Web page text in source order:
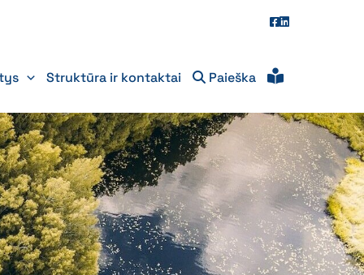
Struktūra ir kontaktai Paieška